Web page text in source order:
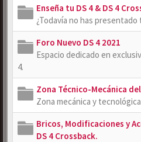
Enseña tu DS 4 & DS 4
¿Todavía no has presentado
Foro Nuevo DS 4 2021
Espacio dedicado en
4.
Zona Técnico-Mecánica del
Zona mecánica y
Bricos, Modificaciones y
DS 4 Crossback.